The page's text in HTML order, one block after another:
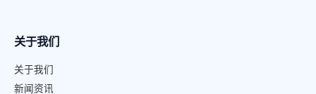
关于我们
关于我们
新闻资讯